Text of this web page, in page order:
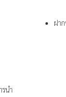
นำ
ฝา